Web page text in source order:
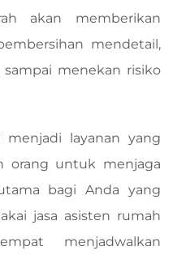
akan memberikan
mendetail,
menekan risiko
layanan yang
orang untuk menjaga
bagi Anda yang
jasa asisten rumah
menjadwalkan